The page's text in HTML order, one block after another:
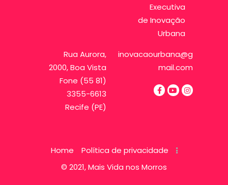
Executiva
de Inovação
Urbana
Rua Aurora,
2000, Boa Vista
Fone (55 81)
3355-6613
Recife (PE)
inovacaourbana@g
mail.com
© 2021, Mais Vida nos Morros
Home Política de privacidade